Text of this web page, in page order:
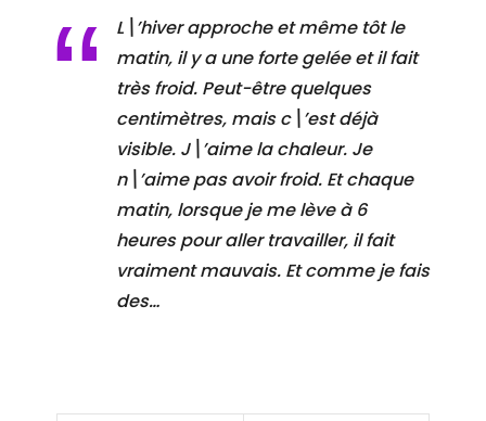
L\’hiver approche et même tôt le
matin, il y a une forte gelée et il fait
très froid. Peut-être quelques
centimètres, mais c\’est déjà
visible. J\’aime la chaleur. Je
n\’aime pas avoir froid. Et chaque
matin, lorsque je me lève à 6
heures pour aller travailler, il fait
vraiment mauvais. Et comme je fais
des…